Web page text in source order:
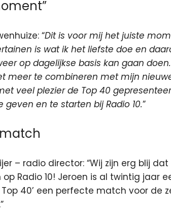
“Dit is voor mij het juiste
is wat ik het liefste doe en
op dagelijkse basis kan gaan
meer te combineren met mijn
veel plezier de Top 40
geven en te starten bij Radio 10.”
– radio director: “Wij zijn erg blij
op Radio 10! Jeroen is al twintig jaar
Top 40’ een perfecte match voor de